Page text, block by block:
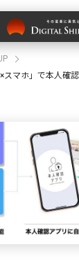
スマホ」で本人確